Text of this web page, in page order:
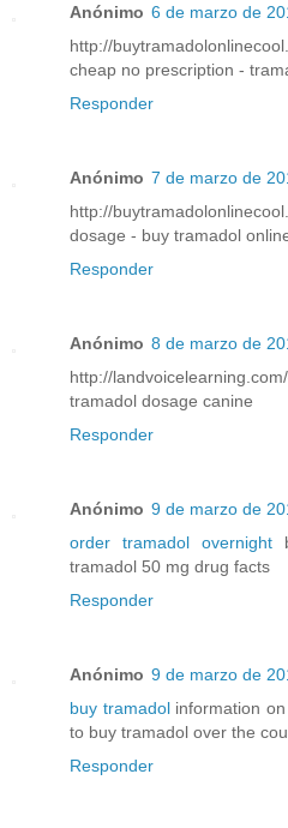
Anónimo 6 de marzo de
http://
cheap no prescription -
Responder
Anónimo 7 de marzo de
http://
dosage - buy tramadol
Responder
Anónimo 8 de marzo de
http://
tramadol dosage canine
Responder
Anónimo 9 de marzo de
order tramadol overnight
tramadol 50 mg drug facts
Responder
Anónimo 9 de marzo de
buy tramadolinformation on
to buy tramadol over the
Responder